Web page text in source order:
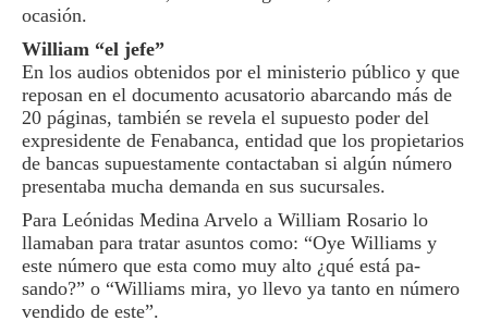
ocasión.
William “el jefe”
En los audios obtenidos por el ministerio público y que
reposan en el documento acusatorio abarcando más de
20 páginas, también se revela el supuesto poder del
expresidente de Fenaban­ca, entidad que los propie­tarios
de bancas supuesta­mente contactaban si algún número
presentaba mucha demanda en sus sucursales.
Para Leónidas Medina Arvelo a William Rosario lo
llamaban para tratar asun­tos como: “Oye Williams y
este número que esta co­mo muy alto ¿qué está pa­
sando?” o “Williams mira, yo llevo ya tanto en número
vendido de este”.